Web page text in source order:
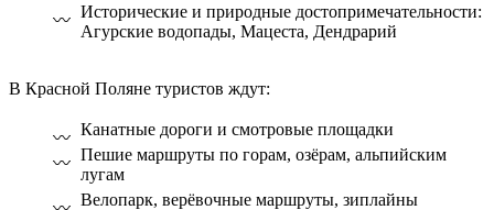
Исторические и природные достопримечательности:
Агурские водопады, Мацеста, Дендрарий
В Красной Поляне туристов ждут:
Канатные дороги и смотровые площадки
Пешие маршруты по горам, озёрам, альпийским
лугам
Велопарк, верёвочные маршруты, зиплайны